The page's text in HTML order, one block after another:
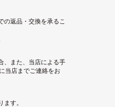
の返品・交換を承るこ
、また、当店による手
当店までご連絡をお
す。